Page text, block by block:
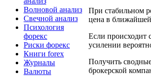
Волновой анализ
Свечной анализ
Психология
форекс
Риски форекс
Книги forex
Журналы
Валюты
При стабильном
цена в ближайшей
Если происходит
усилении
Получить
брокерской